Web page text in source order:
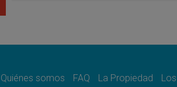
como misión al servicio del
Quiénes somos FAQ La Propiedad